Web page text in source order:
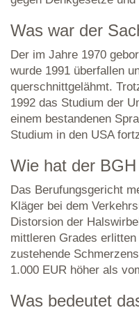
Was war der
Der im Jahre 1970
wurde 1991 überfallen
querschnittgelähmt.
1992 das Studium der
einem bestandenen
Studium in den USA
Wie hat der
Das Berufungsgericht
Kläger bei dem
Distorsion der
mittleren Grades
zustehende
1.000 EUR höher als
Was bedeutet